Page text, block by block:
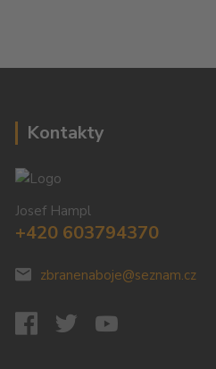
Kontakty
Josef Hampl
+420 603794370
zbranenaboje@seznam.cz